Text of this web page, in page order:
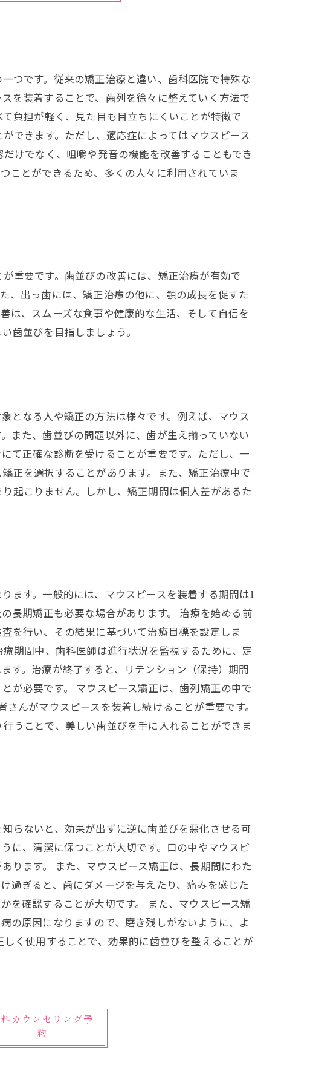
つです。従来の矯正治療と違い、歯科医院で特殊な
を装着することで、歯列を徐々に整えていく方法で
負担が軽く、見た目も目立ちにくいことが特徴で
できます。ただし、適応症によってはマウスピース
けでなく、咀嚼や発音の機能を改善することもでき
ことができるため、多くの人々に利用されていま
重要です。歯並びの改善には、矯正治療が有効で
、出っ歯には、矯正治療の他に、顎の成長を促すた
は、スムーズな食事や健康的な生活、そして自信を
歯並びを目指しましょう。
となる人や矯正の方法は様々です。例えば、マウス
また、歯並びの問題以外に、歯が生え揃っていない
て正確な診断を受けることが重要です。ただし、一
正を選択することがあります。また、矯正治療中で
起こりません。しかし、矯正期間は個人差があるた
ます。一般的には、マウスピースを装着する期間は1
長期矯正も必要な場合があります。 治療を始める前
を行い、その結果に基づいて治療目標を設定しま
期間中、歯科医師は進行状況を監視するために、定
す。治療が終了すると、リテンション（保持）期間
が必要です。 マウスピース矯正は、歯列矯正の中で
んがマウスピースを装着し続けることが重要です。
うことで、美しい歯並びを手に入れることができま
らないと、効果が出ずに逆に歯並びを悪化させる可
に、清潔に保つことが大切です。口の中やマウスピ
ります。 また、マウスピース矯正は、長期間にわた
過ぎると、歯にダメージを与えたり、痛みを感じた
を確認することが大切です。 また、マウスピース矯
の原因になりますので、磨き残しがないように、よ
く使用することで、効果的に歯並びを整えることが
カウンセリング予
約